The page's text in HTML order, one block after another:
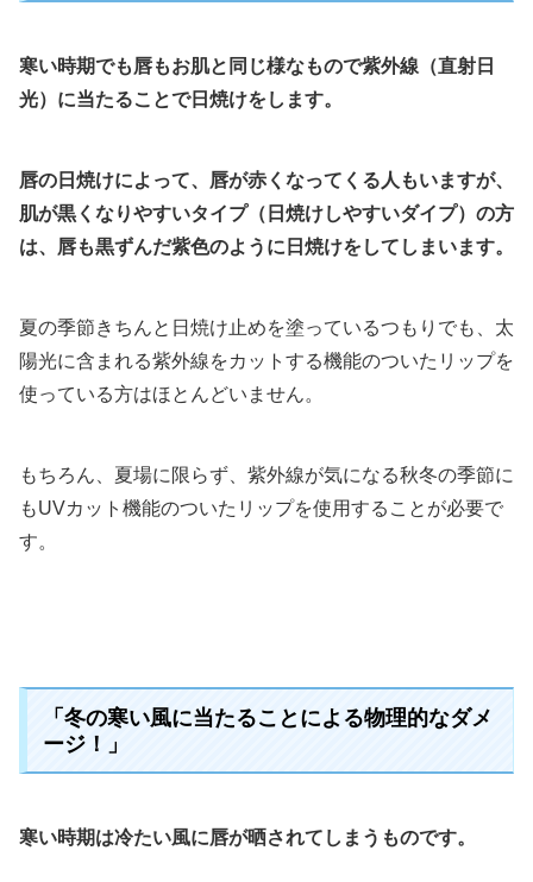
寒い時期でも唇もお肌と同じ様なもので紫外線（直射日
光）に当たることで日焼けをします。
唇の日焼けによって、唇が赤くなってくる人もいますが、
肌が黒くなりやすいタイプ（日焼けしやすいダイプ）の方
は、唇も黒ずんだ紫色のように日焼けをしてしまいます。
夏の季節きちんと日焼け止めを塗っているつもりでも、太
陽光に含まれる紫外線をカットする機能のついたリップを
使っている方はほとんどいません。
もちろん、夏場に限らず、紫外線が気になる秋冬の季節に
もUVカット機能のついたリップを使用することが必要で
す。
「冬の寒い風に当たることによる物理的なダメ
ージ！」
寒い時期は冷たい風に唇が晒されてしまうものです。